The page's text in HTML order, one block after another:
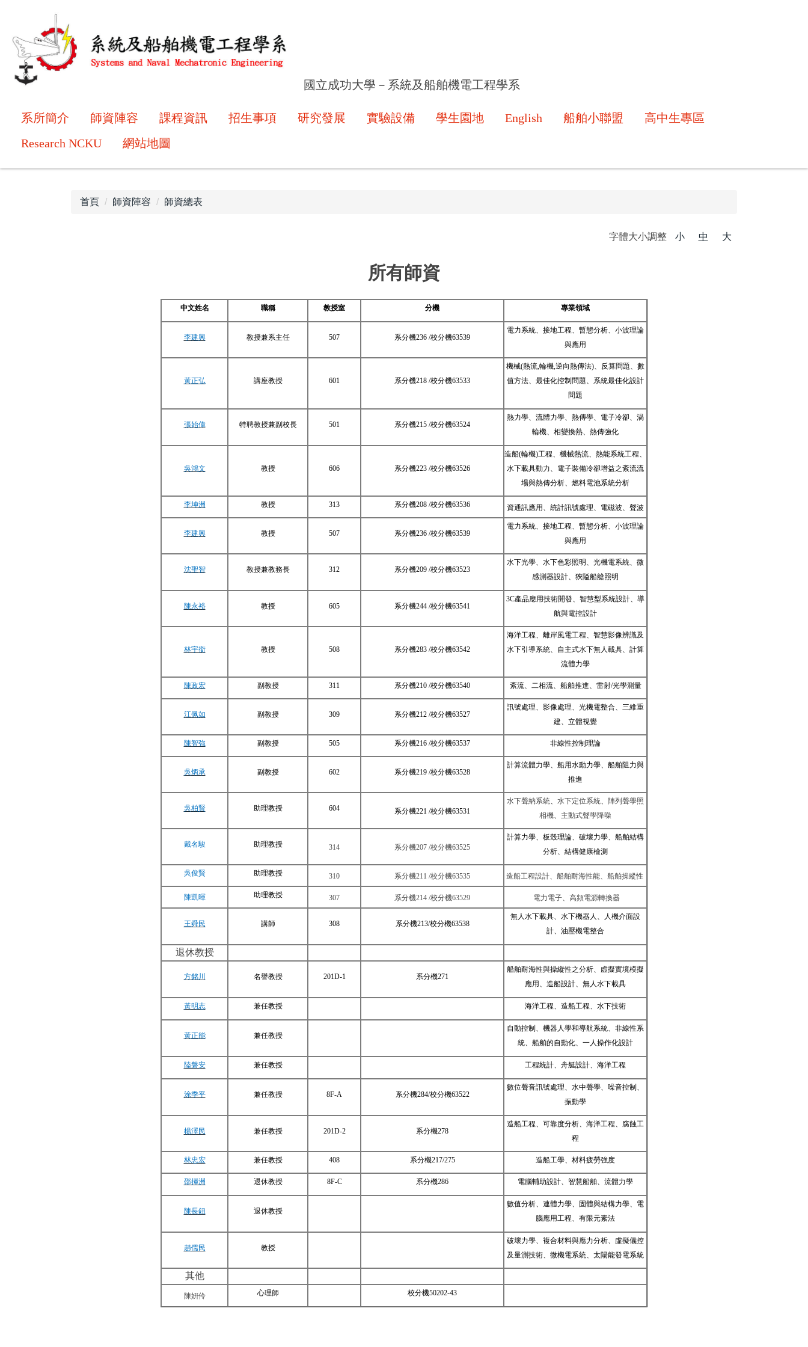
主
容
國立成功大學－系統及船舶機電工程學系
系所簡介 師資陣容 課程資訊 招生事項 研究發展 實驗設備 學生園地 English 船舶小聯盟
高中生專區
Research NCKU
網站地圖
首頁 師資陣容 師資總表
字體大小調整 小 中 大
所有師資
中文姓名 職稱 教授室 分機 專業領域
李建興 教授兼系主任 507 系分機236 /校分機63539
電力系統、接地工程、暫態分析、小波理論
與應用
黃正弘 講座教授 601 系分機218 /校分機63533
機械(熱流,輪機,逆向熱傳法)、反算問題、數
值方法、最佳化控制問題、系統最佳化設計
問題
張始偉 特聘教授兼副校長 501 系分機215 /校分機63524
熱力學、流體力學、熱傳學、電子冷卻、渦
輪機、相變換熱、熱傳強化
吳鴻文 教授 606 系分機223 /校分機63526
造船(輪機)工程、機械熱流、熱能系統工程、
水下載具動力、電子裝備冷卻增益之紊流流
場與熱傳分析、燃料電池系統分析
李坤洲 教授 313 系分機208 /校分機63536 資通訊應用、統計訊號處理、電磁波、聲波
李建興 教授 507 系分機236 /校分機63539
電力系統、接地工程、暫態分析、小波理論
與應用
沈聖智 教授兼教務長 312 系分機209 /校分機63523
水下光學、水下色彩照明 、 光機電系統、微
感測器設計、狹隘船艙照明
陳永裕 教授 605 系分機244 /校分機63541
3C產品應用技術開發、智慧型系統設計、導
航與電控設計
林宇銜 教授 508 系分機283 /校分機63542
海洋工程、離岸風電工程、 智慧影像辨識及
水下引導系統、自主式水下無人載具、 計算
流體力學
陳政宏 副教授 311 系分機210 /校分機63540 紊流、二相流、船舶推進、雷射/光學測量
江佩如 副教授 309 系分機212 /校分機63527
訊號處理、影像處理、光機電整合、三維重
建、立體視覺
陳智強 副教授 505 系分機216 /校分機63537 非線性控制理論
吳炳承 副教授 602 系分機219 /校分機63528
計算流體力學、船用水動力學、船舶阻力與
推進
吳柏賢 助理教授 604 系分機221 /校分機63531
水下聲納系統、 水下定位系統、 陣列聲學照
相機、 主動式聲學降噪
戴名駿 助理教授 314 系分機207 /校分機63525
計算力學、板殼理論、破壞力學、船舶結構
分析、結構健康檢測
吳俊賢 助理教授 310 系分機211 /校分機63535 造船工程設計、船舶耐海性能、船舶操縱性
陳凱暉 助理教授 307 系分機214 /校分機63529 電力電子、高頻電源轉換器
王舜民 講師 308 系分機213/校分機63538
無人水下載具、水下機器人、人機介面設
計、油壓機電整合
退休教授
方銘川 名譽教授 201D-1 系分機271
船舶耐海性與操縱性之分析、虛擬實境模擬
應用、造船設計、無人水下載具
黃明志 兼任教授 海洋工程、造船工程、水下技術
黃正能 兼任教授
自動控制、機器人學和導航系統、非線性系
統、船舶的自動化、一人操作化設計
陸磐安 兼任教授 工程統計、舟艇設計、海洋工程
涂季平 兼任教授 8F-A 系分機284/校分機63522
數位聲音訊號處理、水中聲學、噪音控制、
振動學
楊澤民 兼任教授 201D-2 系分機278
造船工程、可靠度分析、海洋工程、腐蝕工
程
林忠宏 兼任教授 408 系分機217/275 造船工學、材料疲勞強度
邵揮洲 退休教授 8F-C 系分機286 電腦輔助設計、智慧船舶、流體力學
陳長鈕 退休教授
數值分析、連體力學、固體與結構力學、電
腦應用工程、有限元素法
趙儒民 教授
破壞力學、複合材料與應力分析、虛擬儀控
及量測技術、微機電系統、太陽能發電系統
其他
陳姸伶 心理師 校分機50202-43